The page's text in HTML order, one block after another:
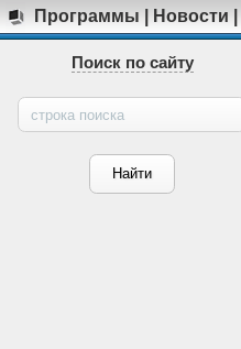
Программы Новости
Поиск по сайту